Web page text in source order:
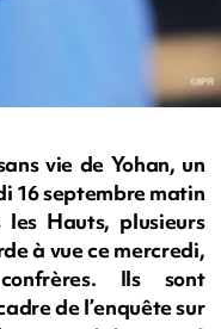
vie de Yohan, un
16 septembre matin
Hauts, plusieurs
à vue ce mercredi,
Ils sont
de l’enquête sur